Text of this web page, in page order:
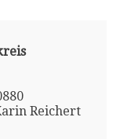
Reichert